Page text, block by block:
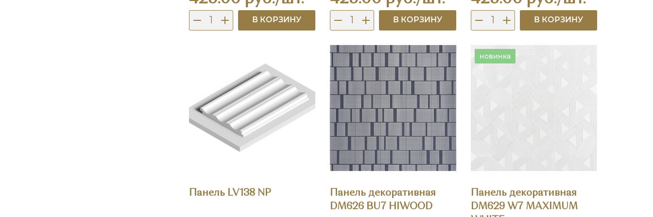
В КОРЗИНУ В КОРЗИНУ В КОРЗИНУ
Панель LV138 NP
Панель декоративная
DM626 BU7 HIWOOD
новинка
Панель декоративная
DM629 W7 MAXIMUM